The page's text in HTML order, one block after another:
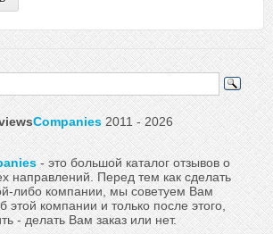
Companies2011 - 2026
- это большой каталог отзывов о
направлений. Перед тем как сделать
либо компании, мы советуем Вам
этой компании и только после этого,
- делать Вам заказ или нет.